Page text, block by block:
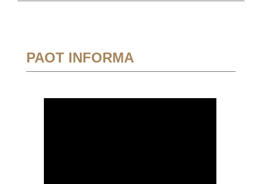
PAOT INFORMA